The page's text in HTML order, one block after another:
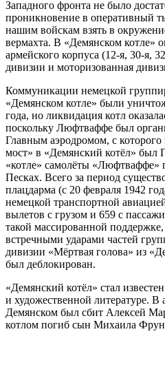
Западного фронта не было
проникновение в оперативный
нашим войскам взять в
вермахта. В «Демянском котле»
армейского корпуса (12-я, 30-я,
дивизии и моторизованная
Коммуникации немецкой
«Демянском котле» были
года, но ликвидация котл
поскольку Люфтваффе был
Главным аэродромом, с
мост» в «Демянский котёл»
«котле» самолёты
Песках. Всего за период
плацдарма (с 20 февраля 1942
немецкой транспортной
вылетов с грузом и 659 с
такой массированной поддержке,
встречными ударами частей
дивизии «Мёртвая голова» из
был деблокирован.
«Демянский котёл» стал
и художественной литературе. В
Демянском был сбит Алексей
котлом погиб сын Михаила